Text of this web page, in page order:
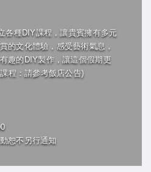
各種DIY課程，讓貴賓擁有多元
的文化體驗，感受藝術氣息，
趣的DIY製作，讓這個假期更
程：請參考飯店公告)
恕不另行通知